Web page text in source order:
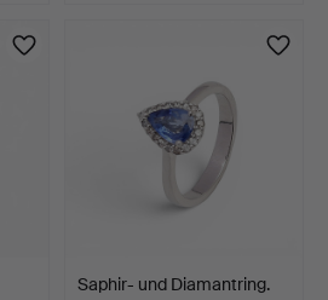
Saphir- und Diamantring.